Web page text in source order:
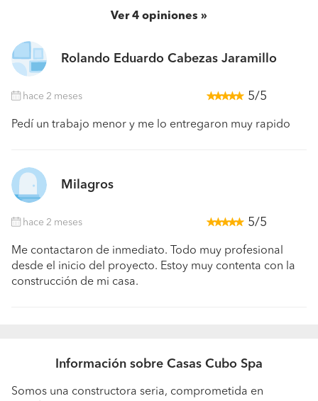
Ver4 opiniones
Rolando Eduardo Cabezas Jaramillo
hace 2 meses 5/5
Pedí un trabajo menor y me lo entregaron muy rapido
Milagros
hace 2 meses 5/5
Me contactaron de inmediato. Todo muy profesional
desde el inicio del proyecto. Estoy muy contenta con la
construcción de mi casa.
Información sobre Casas Cubo Spa
Somos una constructora seria, comprometida en